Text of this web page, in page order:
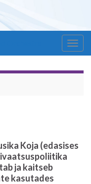
Koja (edasises
ja kaitseb
kasutades